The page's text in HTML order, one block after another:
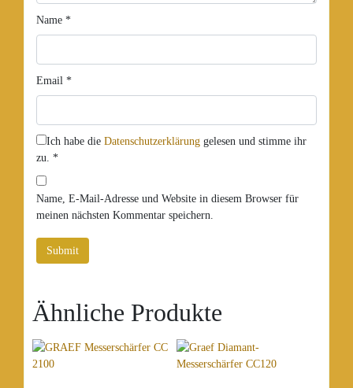
Name *
Email *
Ich habe die Datenschutzerklärung gelesen und stimme ihr
zu. *
Name, E-Mail-Adresse und Website in diesem Browser für
meinen nächsten Kommentar speichern.
Ähnliche Produkte